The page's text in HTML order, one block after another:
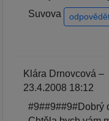
Suvova
Klára Drnovcová –
23.4.2008 18:12
#9##9##9#Dobrý